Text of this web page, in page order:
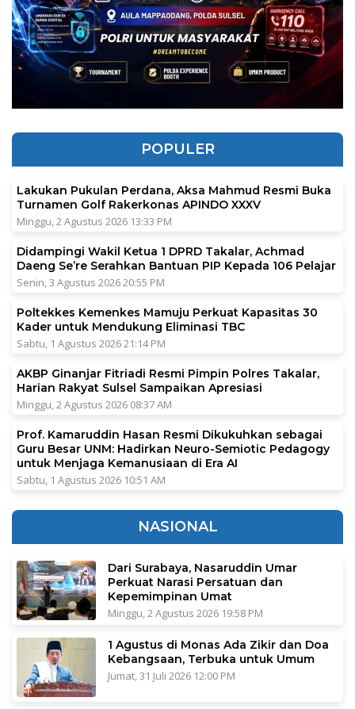
POPULER
Lakukan Pukulan Perdana, Aksa Mahmud Resmi Buka
Turnamen Golf Rakerkonas APINDO XXXV
Minggu, 2 Agustus 2026 13:33 PM
Didampingi Wakil Ketua 1 DPRD Takalar, Achmad
Daeng Se’re Serahkan Bantuan PIP Kepada 106 Pelajar
Senin, 3 Agustus 2026 20:55 PM
Poltekkes Kemenkes Mamuju Perkuat Kapasitas 30
Kader untuk Mendukung Eliminasi TBC
Sabtu, 1 Agustus 2026 21:14 PM
AKBP Ginanjar Fitriadi Resmi Pimpin Polres Takalar,
Harian Rakyat Sulsel Sampaikan Apresiasi
Minggu, 2 Agustus 2026 08:37 AM
Prof. Kamaruddin Hasan Resmi Dikukuhkan sebagai
Guru Besar UNM: Hadirkan Neuro-Semiotic Pedagogy
untuk Menjaga Kemanusiaan di Era AI
Sabtu, 1 Agustus 2026 10:51 AM
NASIONAL
Dari Surabaya, Nasaruddin Umar
Perkuat Narasi Persatuan dan
Kepemimpinan Umat
Minggu, 2 Agustus 2026 19:58 PM
1 Agustus di Monas Ada Zikir dan Doa
Kebangsaan, Terbuka untuk Umum
Jumat, 31 Juli 2026 12:00 PM